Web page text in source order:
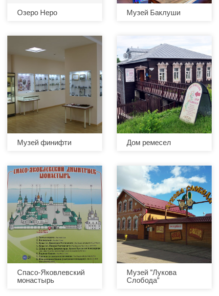
Озеро Неро Музей Баклуши
Музей финифти Дом ремесел
Спасо-Яковлевский
монастырь
Музей "Лукова
Слобода"